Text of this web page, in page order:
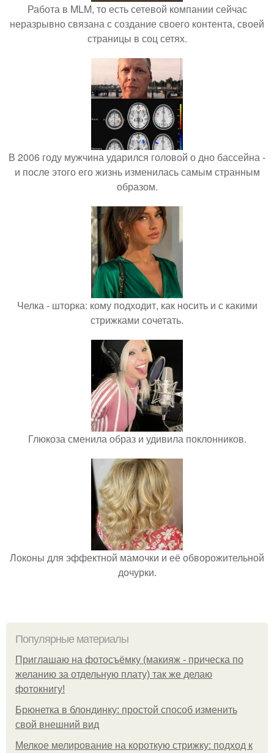
Работа в MLM, то есть сетевой компании сейчас
неразрывно связана с создание своего контента, своей
страницы в соц сетях.
В 2006 году мужчина ударился головой о дно бассейна -
и после этого его жизнь изменилась самым странным
образом.
Челка - шторка: кому подходит, как носить и с какими
стрижками сочетать.
Глюкоза сменила образ и удивила поклонников.
Локоны для эффектной мамочки и её обворожительной
дочурки.
Популярные материалы
Приглашаю на фотосъёмку (макияж - прическа по
желанию за отдельную плату) так же делаю
фотокнигу!
Брюнетка в блондинку: простой способ изменить
свой внешний вид
Мелкое мелирование на короткую стрижку: подход к